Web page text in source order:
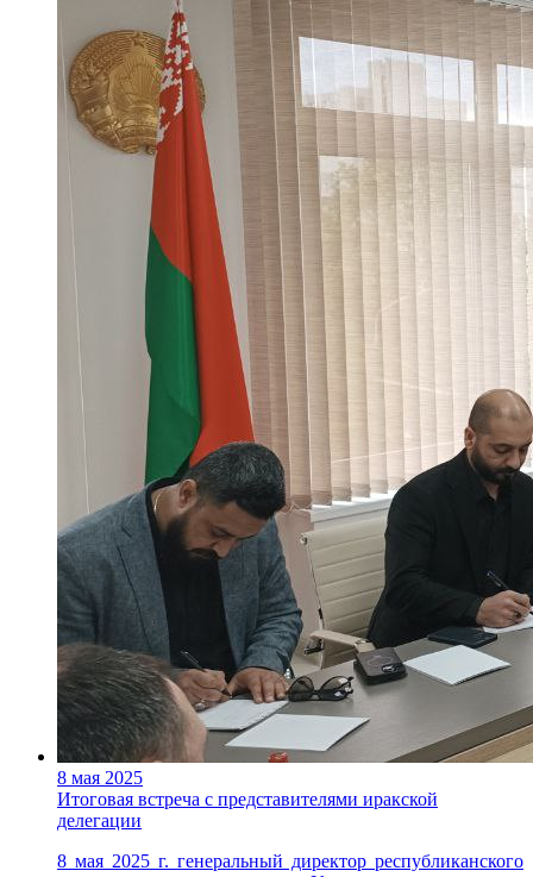
8 мая 2025
Итоговая встреча с представителями иракской
делегации
8 мая 2025 г. генеральный директор республиканского